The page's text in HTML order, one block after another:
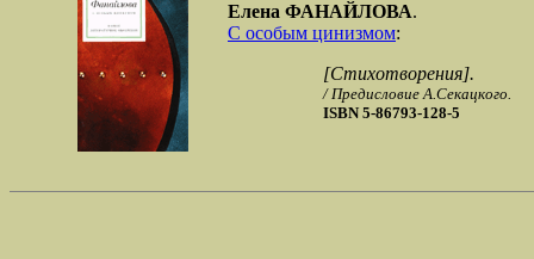
Елена ФАНАЙЛОВА.
С особым цинизмом:
[Стихотворения].
/ Предисловие А.Секацкого.
ISBN 5-86793-128-5